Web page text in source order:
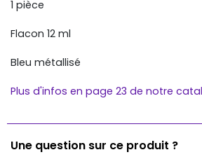
1 pièce
Flacon 12 ml
Bleu métallisé
Plus d'infos en page 23 de notre
Une question sur ce produit ?